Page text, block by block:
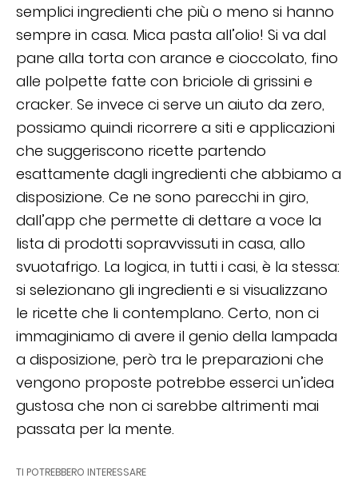
semplici ingredienti che più o meno si hanno
sempre in casa. Mica pasta all’olio! Si va dal
pane alla torta con arance e cioccolato, fino
alle polpette fatte con briciole di grissini e
cracker. Se invece ci serve un aiuto da zero,
possiamo quindi ricorrere a siti e applicazioni
che suggeriscono ricette partendo
esattamente dagli ingredienti che abbiamo a
disposizione. Ce ne sono parecchi in giro,
dall’app che permette di dettare a voce la
lista di prodotti sopravvissuti in casa, allo
svuotafrigo. La logica, in tutti i casi, è la stessa:
si selezionano gli ingredienti e si visualizzano
le ricette che li contemplano. Certo, non ci
immaginiamo di avere il genio della lampada
a disposizione, però tra le preparazioni che
vengono proposte potrebbe esserci un’idea
gustosa che non ci sarebbe altrimenti mai
passata per la mente.
TI POTREBBERO INTERESSARE